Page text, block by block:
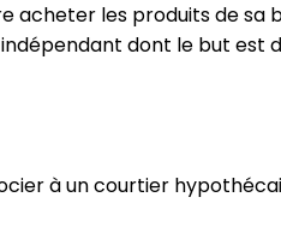
acheter les produits de sa
dont le but est
à un courtier